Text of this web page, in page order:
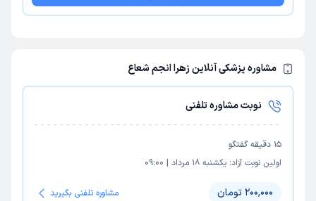
مشاوره پزشکی آنلاین زهرا انجم شعاع
نوبت مشاوره تلفنی
15 دقیقه گفتگو
اولین نوبت آزاد: یکشنبه 18 مرداد |
09:00
200,000 تومان مشاوره تلفنی بگیرید